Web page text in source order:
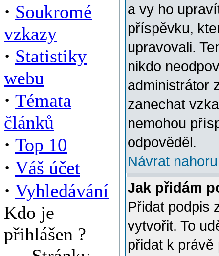
· Soukromé
vzkazy
· Statistiky
webu
· Témata
článků
· Top 10
· Váš účet
· Vyhledávání
Kdo je
přihlášen ?
a vy ho
příspěvku,
upravovali.
nikdo
administrátor
zanechat
nemohou
odpověděl.
Návrat nahoru
Jak přidám
Přidat podpis
vytvořit. To
přidat k